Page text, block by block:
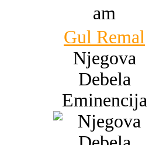
am
Gul Remal
Njegova
Debela
Eminencija